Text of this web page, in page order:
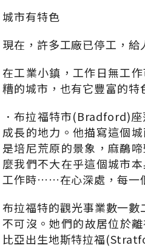
城市有特色
現在，許多工廠已停工，給
在工業小鎮，工作日無工
糟的城市，也有它豐富的特
．布拉福特市(Bradford)
成長的地力。他描寫這個
是培尼荒原的景象，麻鷸
麼我們不大在乎這個城市
工作時……在心深處，每一
布拉福特的觀光事業數一
不可沒。她們的故居位於
比亞出生地斯特拉福